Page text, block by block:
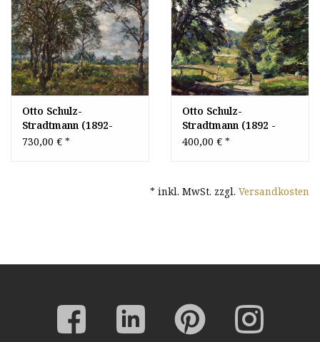
Otto Schulz-
Stradtmann (1892-
1960) Öl-Gemälde
730,00 € *
Otto Schulz-
Stradtmann (1892 -
1960) » Öl-Gemälde
süddeutsche Malerei
400,00 € *
* inkl. MwSt. zzgl. Versandkosten